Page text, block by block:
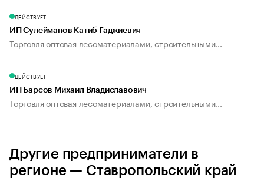
ДЕЙСТВУЕТ
ИП Сулейманов Катиб Гаджиевич
Торговля оптовая лесоматериалами, строительными...
ДЕЙСТВУЕТ
ИП Барсов Михаил Владиславович
Торговля оптовая лесоматериалами, строительными...
Другие предприниматели в
регионе — Ставропольский край